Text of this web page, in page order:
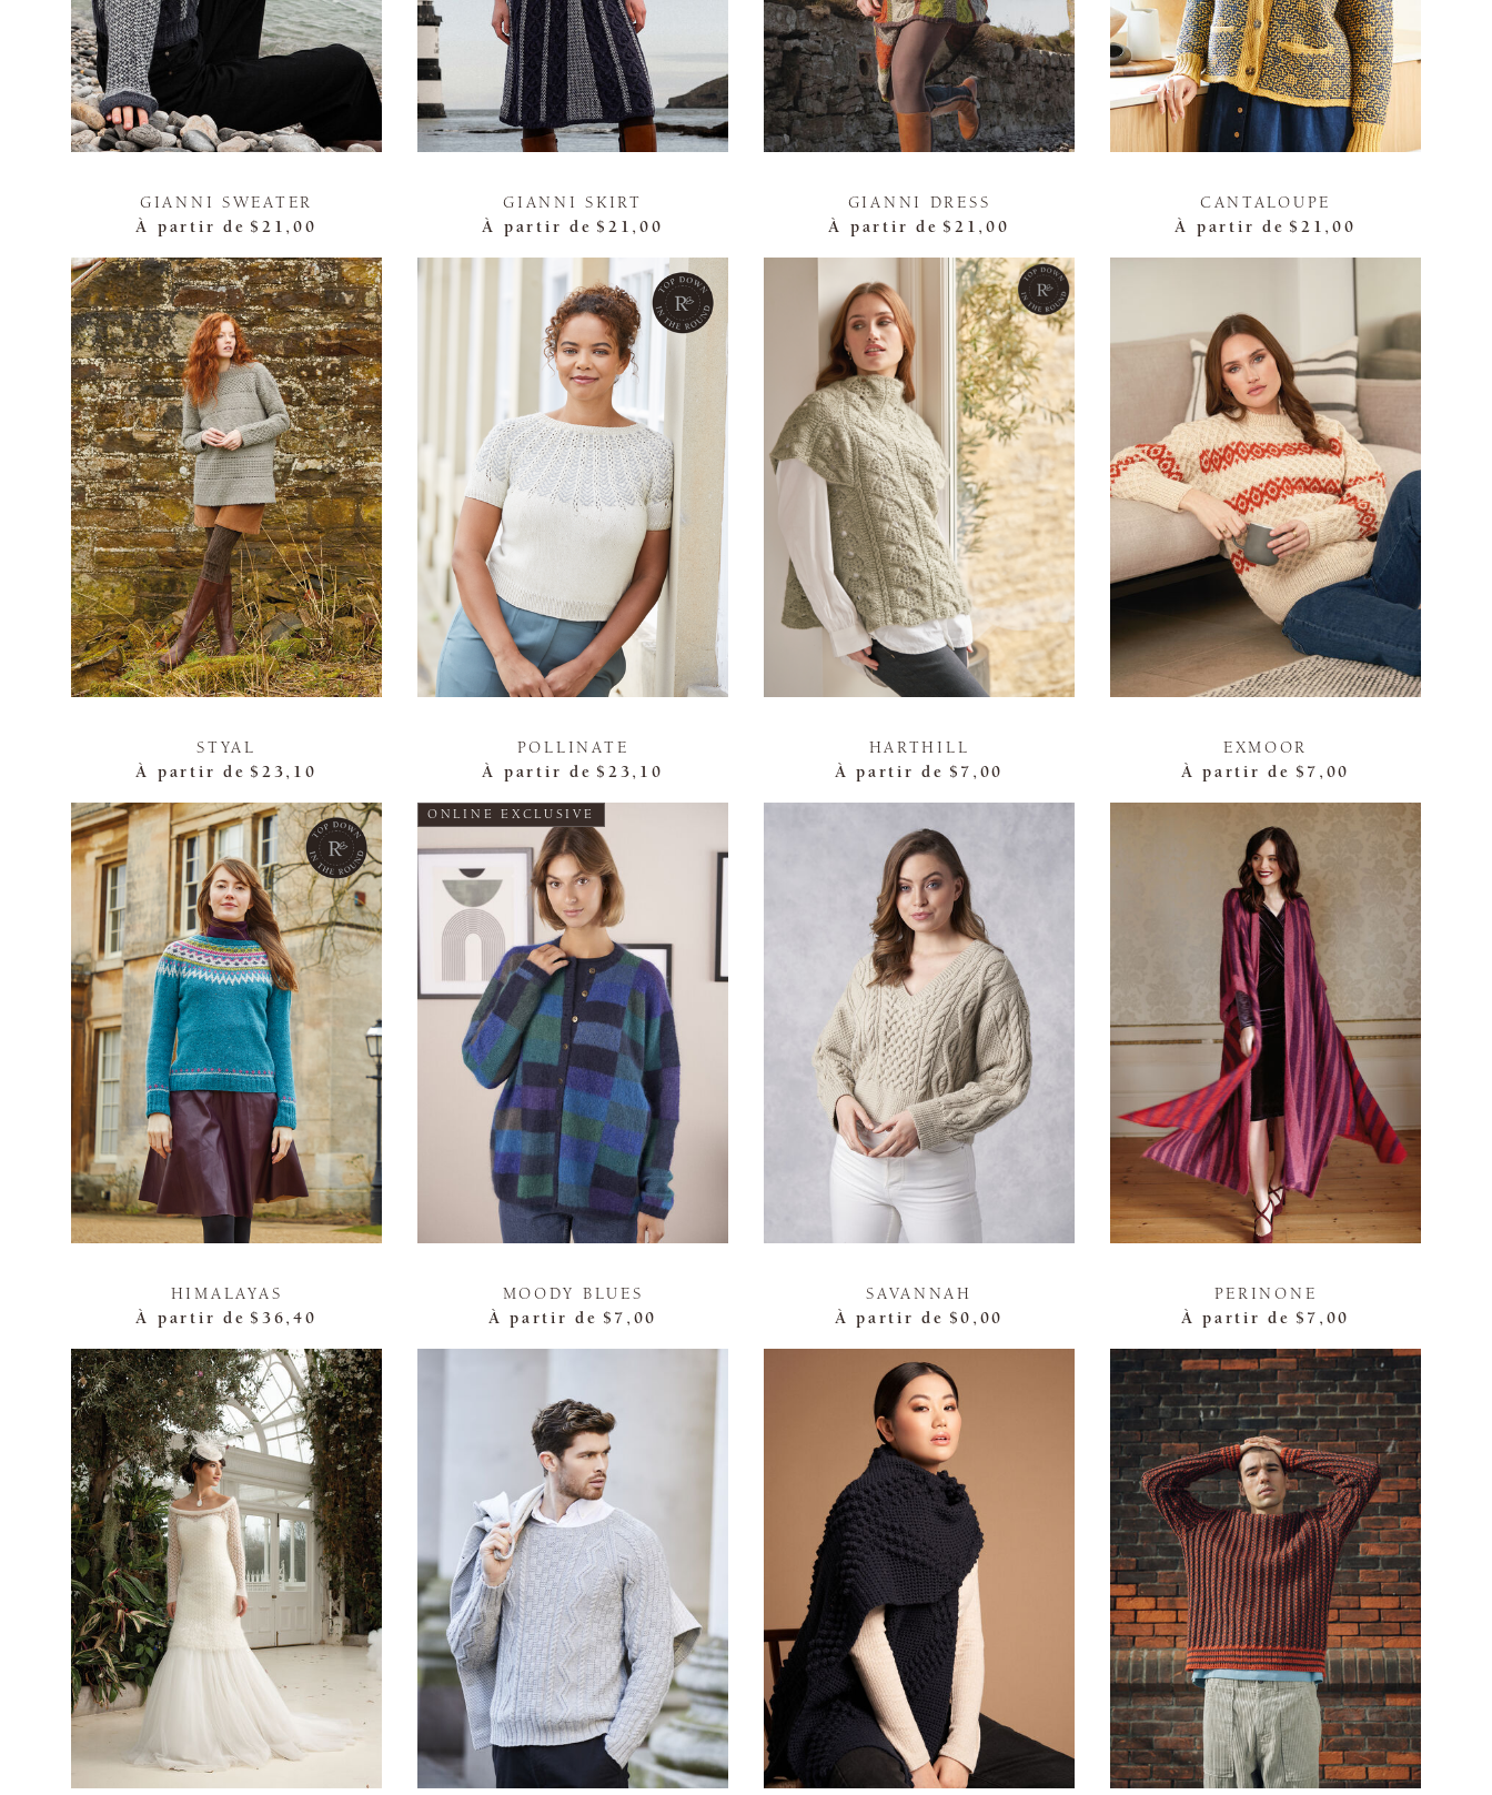
GIANNI SWEATER
À partir de $21,00
GIANNI SKIRT
À partir de $21,00
GIANNI DRESS
À partir de $21,00
CANTALOUPE
À partir de $21,00
STYAL
À partir de $23,10
POLLINATE
À partir de $23,10
HARTHILL
À partir de $7,00
EXMOOR
À partir de $7,00
HIMALAYAS
À partir de $36,40
ONLINE EXCLUSIVE
MOODY BLUES
À partir de $7,00
SAVANNAH
À partir de $0,00
PERINONE
À partir de $7,00